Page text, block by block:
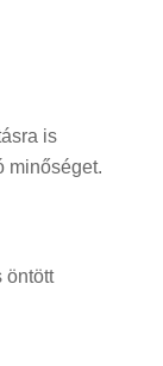
is
minőséget.
öntött